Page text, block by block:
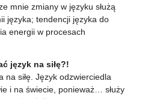
mnie zmiany w języku służą
języka; tendencji języka do
energii w procesach
język na siłę?!
na siłę. Język odzwierciedla
i na świecie, ponieważ… służy